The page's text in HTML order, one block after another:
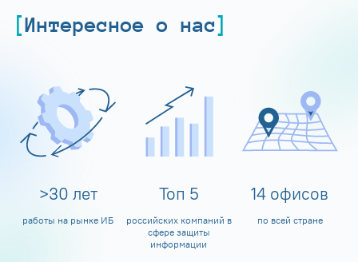
Интересное о нас
>30 лет
работы на рынке ИБ
Топ 5
российских компаний в
сфере защиты
информации
14 офисов
по всей стране